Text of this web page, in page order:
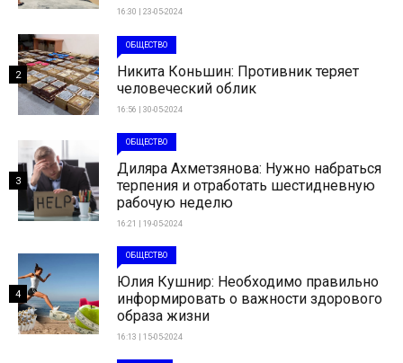
16:30 | 23-05-2024
ОБЩЕСТВО
Никита Коньшин: Противник теряет
человеческий облик
16:56 | 30-05-2024
2
ОБЩЕСТВО
Диляра Ахметзянова: Нужно набраться
терпения и отработать шестидневную
рабочую неделю
16:21 | 19-05-2024
3
ОБЩЕСТВО
Юлия Кушнир: Необходимо правильно
информировать о важности здорового
образа жизни
16:13 | 15-05-2024
4